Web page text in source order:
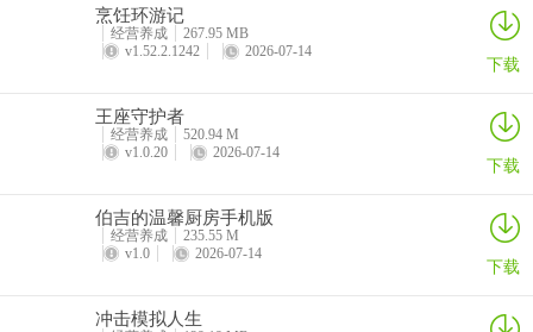
烹饪环游记
经营养成
267.95 MB
v1.52.2.1242
2026-07-14 下载
王座守护者
经营养成
520.94 M
v1.0.20
2026-07-14 下载
伯吉的温馨厨房手机版
经营养成
235.55 M
v1.0
2026-07-14 下载
冲击模拟人生